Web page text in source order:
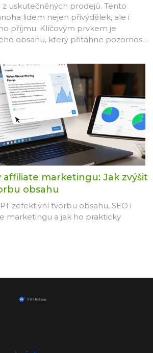
z uskutečněných prodejů. Tento
lidem nejen přivýdělek, ale i
příjmu. Klíčovým prvkem je
obsahu, který přitáhne pozornost
úspěchu v této oblasti.
affiliate marketingu: Jak zvýšit
obsahu
zefektivní tvorbu obsahu, SEO i
marketingu a jak ho prakticky